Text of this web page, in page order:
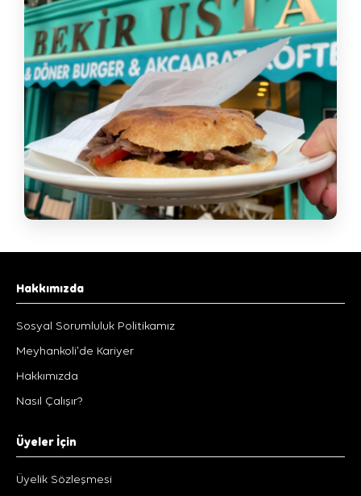
Hakkımızda
Sosyal Sorumluluk Politikamız
Meyhankoli'de Kariyer
Hakkımızda
Nasıl Çalışır?
Üyeler İçin
Üyelik Sözleşmesi